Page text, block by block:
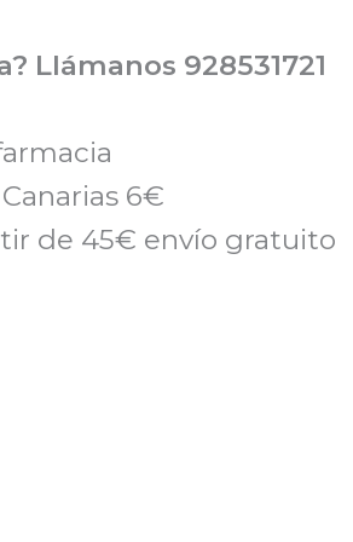
Llámanos 928531721
6€
de 45€ envío gratuito